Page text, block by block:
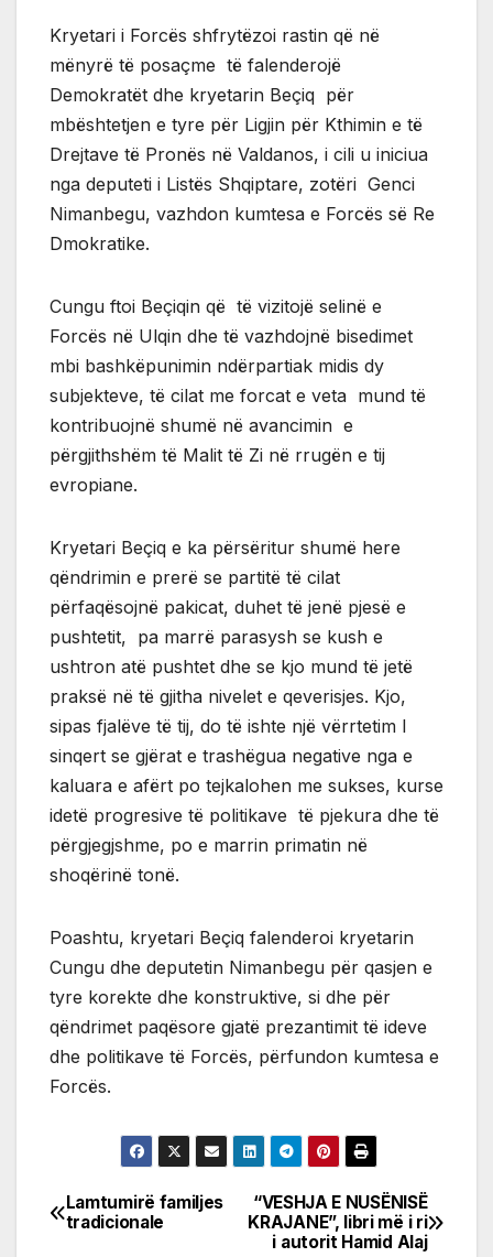
Kryetari i Forcës shfrytëzoi rastin që në
mënyrë të posaçme të falenderojë
Demokratët dhe kryetarin Beçiq për
mbështetjen e tyre për Ligjin për Kthimin e të
Drejtave të Pronës në Valdanos, i cili u iniciua
nga deputeti i Listës Shqiptare, zotëri Genci
Nimanbegu, vazhdon kumtesa e Forcës së Re
Dmokratike.
Cungu ftoi Beçiqin që të vizitojë selinë e
Forcës në Ulqin dhe të vazhdojnë bisedimet
mbi bashkëpunimin ndërpartiak midis dy
subjekteve, të cilat me forcat e veta mund të
kontribuojnë shumë në avancimin e
përgjithshëm të Malit të Zi në rrugën e tij
evropiane.
Kryetari Beçiq e ka përsëritur shumë here
qëndrimin e prerë se partitë të cilat
përfaqësojnë pakicat, duhet të jenë pjesë e
pushtetit, pa marrë parasysh se kush e
ushtron atë pushtet dhe se kjo mund të jetë
praksë në të gjitha nivelet e qeverisjes. Kjo,
sipas fjalëve të tij, do të ishte një vërrtetim I
sinqert se gjërat e trashëgua negative nga e
kaluara e afërt po tejkalohen me sukses, kurse
idetë progresive të politikave të pjekura dhe të
përgjegjshme, po e marrin primatin në
shoqërinë tonë.
Poashtu, kryetari Beçiq falenderoi kryetarin
Cungu dhe deputetin Nimanbegu për qasjen e
tyre korekte dhe konstruktive, si dhe për
qëndrimet paqësore gjatë prezantimit të ideve
dhe politikave të Forcës, përfundon kumtesa e
Forcës.
Post
“VESHJA E NUSËNISË
KRAJANE”, libri më i ri
i autorit Hamid Alaj
Lamtumirë familjes
tradicionale